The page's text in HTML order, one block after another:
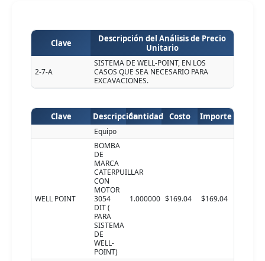
Clave
Descripción del Análisis de Precio
Unitario
2-7-A
SISTEMA DE WELL-POINT, EN LOS
CASOS QUE SEA NECESARIO PARA
EXCAVACIONES.
Clave DescripciónCantidad Costo Importe
Equipo
WELL POINT
BOMBA
DE
MARCA
CATERPUILLAR
CON
MOTOR
3054
DIT (
PARA
SISTEMA
DE
WELL-
POINT)
1.000000 $169.04 $169.04